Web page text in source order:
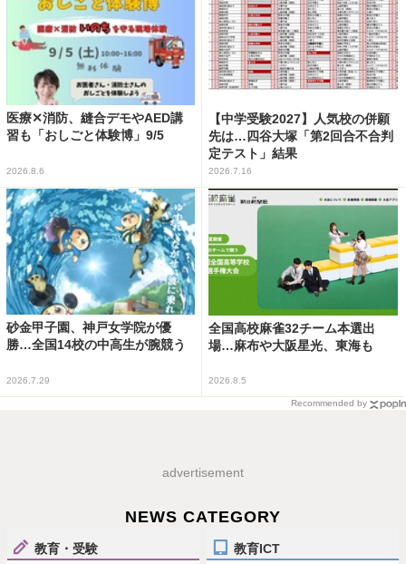
医療✕消防、縫合デモやAED講
習も「おしごと体験博」9/5
2026.8.6
【中学受験2027】人気校の併願
先は…四谷大塚「第2回合不合判
定テスト」結果
2026.7.16
砂金甲子園、神戸女学院が優
勝…全国14校の中高生が腕競う
2026.7.29
全国高校麻雀32チーム本選出
場…麻布や大阪星光、東海も
2026.8.5
Recommended by
advertisement
NEWS CATEGORY
教育・受験 教育ICT